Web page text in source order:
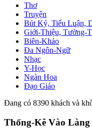
Thơ
Truyện
Bút Ký, Tiểu Luận,
Giới-Thiệu, Tường-
Biên-Khảo
Đa Ngôn-Ngữ
Nhạc
Y-Học
Ngàn Hoa
Đạo Giáo
Đang có 8390 khách và
Thống-Kê Vào Làng